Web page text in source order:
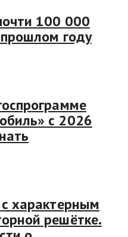
100 000
году
с 2026
характерным
решётке.